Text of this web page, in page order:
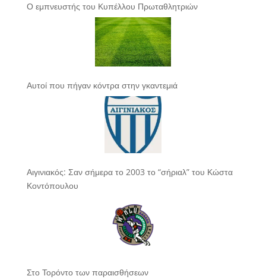
Ο εμπνευστής του Κυπέλλου Πρωταθλητριών
Αυτοί που πήγαν κόντρα στην γκαντεμιά
Αιγινιακός: Σαν σήμερα το 2003 το “σήριαλ” του Κώστα
Κοντόπουλου
Στο Τορόντο των παραισθήσεων